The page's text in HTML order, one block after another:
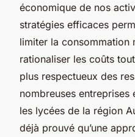
économique de nos
stratégies efficaces
limiter la consommation
rationaliser les coûts
plus respectueux des
nombreuses
les lycées de la région
déjà prouvé qu’une